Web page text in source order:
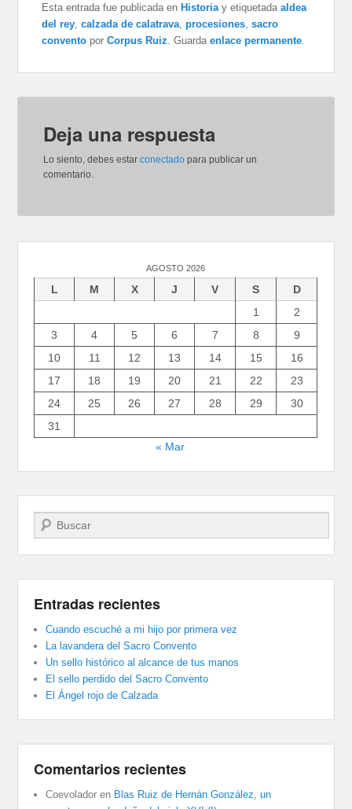
Esta entrada fue publicada enHistoria y etiquetadaaldea
del rey ,calzada de calatrava ,procesiones ,sacro
convento porCorpus Ruiz . Guardaenlace permanente
Deja una respuesta
Lo siento, debes estarconectado para publicar un
comentario.
AGOSTO 2026
L M X J V S
D
1
2
3
4 5 6 7 8
9
10
11 12 13 14 15
16
17
18 19 20 21 22
23
24
25 26 27 28 29
30
31
« Mar
Buscar
Entradas recientes
Cuando escuché a mi hijo por primera vez
La lavandera del Sacro Convento
Un sello histórico al alcance de tus manos
El sello perdido del Sacro Convento
El Ángel rojo de Calzada
Comentarios recientes
Coevolador en Blas Ruiz de Hernán González, un